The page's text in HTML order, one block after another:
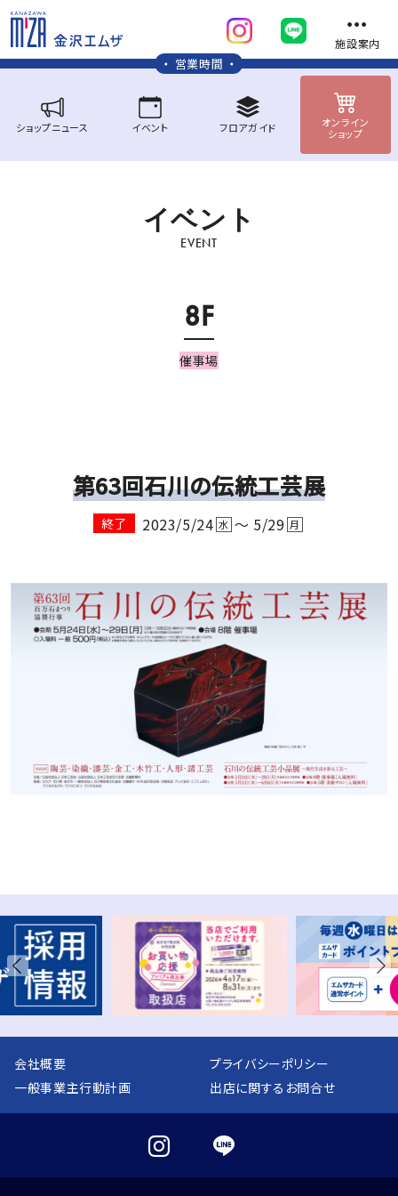
施設案内
営業時間
ショップニュース イベント フロアガイド
オンライン
ショップ
イベン ト
EVENT
8F
催事場
第63回石川の伝統工芸展
終了 2023/5/24 水 ～ 5/29 月
会社概要
プライバシーポリシー
一般事業主行動計画
出店に関するお問合せ